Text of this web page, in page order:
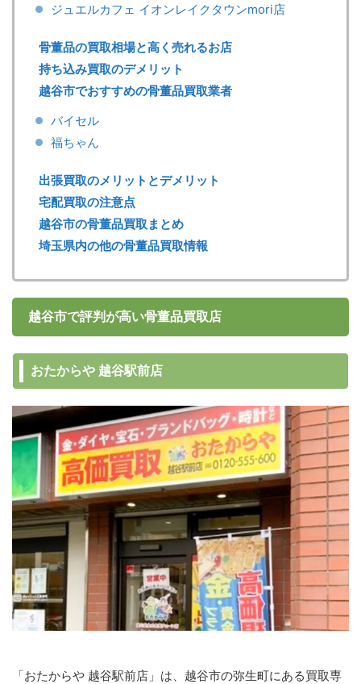
ジュエルカフェ イオンレイクタウンmori店
骨董品の買取相場と高く売れるお店
持ち込み買取のデメリット
越谷市でおすすめの骨董品買取業者
バイセル
福ちゃん
出張買取のメリットとデメリット
宅配買取の注意点
越谷市の骨董品買取まとめ
埼玉県内の他の骨董品買取情報
越谷市で評判が高い骨董品買取店
おたからや 越谷駅前店
「おたからや 越谷駅前店」は、越谷市の弥生町にある買取専